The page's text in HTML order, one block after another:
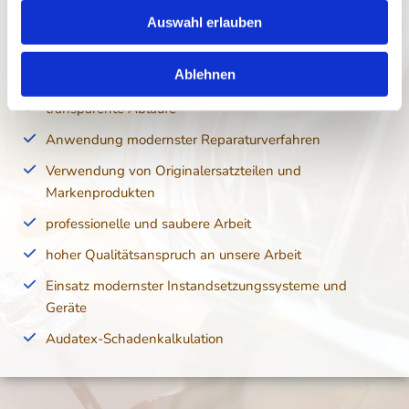
Auswahl erlauben
Ablehnen
Karosseriebau Braum
Ausbildung und regelmäßige Schulungen des
transparente Abläufe
Anwendung modernster Reparaturverfahren
Verwendung von Originalersatzteilen und
Markenprodukten
professionelle und saubere Arbeit
hoher Qualitätsanspruch an unsere Arbeit
Einsatz modernster Instandsetzungssysteme und
Geräte
Audatex-Schadenkalkulation